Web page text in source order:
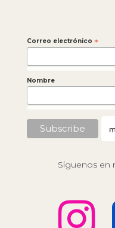
Correo electrónico *
Nombre
Síguenos en